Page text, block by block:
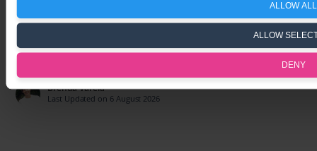
ALLOW ALL
ALLOW
DENY
Undeclared Stock Movement
Brenda Varela
Last Updated on 6 August 2026